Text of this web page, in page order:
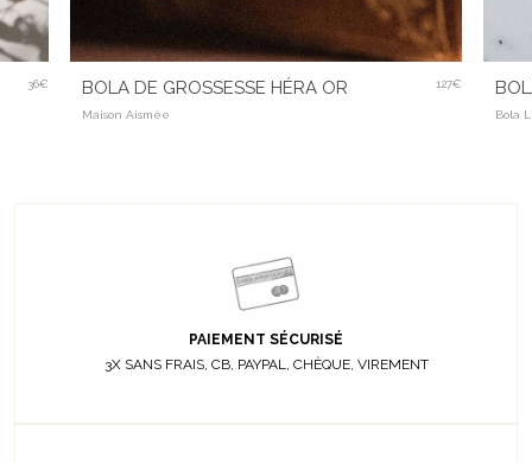
36€ BOLA DE GROSSESSE HÉRA OR
Maison Aismée
127€
Bola
PAIEMENT SÉCURISÉ
3X SANS FRAIS, CB, PAYPAL, CHÈQUE, VIREMENT